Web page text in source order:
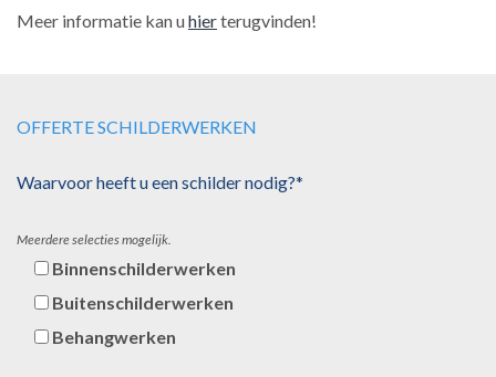
Meer informatie kan uhierterugvinden!
OFFERTE SCHILDERWERKEN
Waarvoor heeft u een schilder nodig?*
Meerdere selecties mogelijk.
Binnenschilderwerken
Buitenschilderwerken
Behangwerken